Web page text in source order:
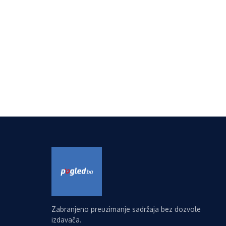
Zabranjeno preuzimanje sadržaja bez dozvole
izdavača.